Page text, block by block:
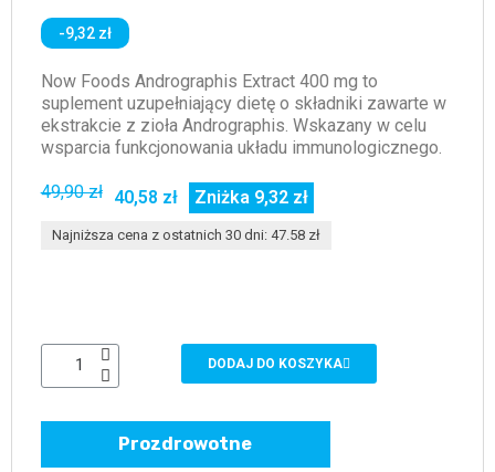
-9,32 zł
Now Foods Andrographis Extract 400 mg to
suplement uzupełniający dietę o składniki zawarte w
ekstrakcie z zioła Andrographis. Wskazany w celu
wsparcia funkcjonowania układu immunologicznego.
49,90 zł 40,58 zł Zniżka 9,32 zł
Najniższa cena z ostatnich 30 dni: 47.58 zł
DODAJ DO KOSZYKA
Prozdrowotne